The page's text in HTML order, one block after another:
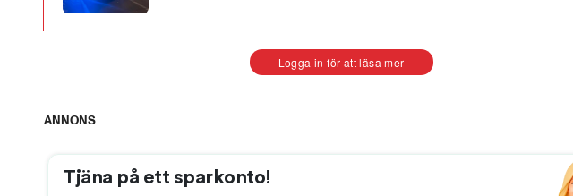
Logga in för att läsa mer
ANNONS